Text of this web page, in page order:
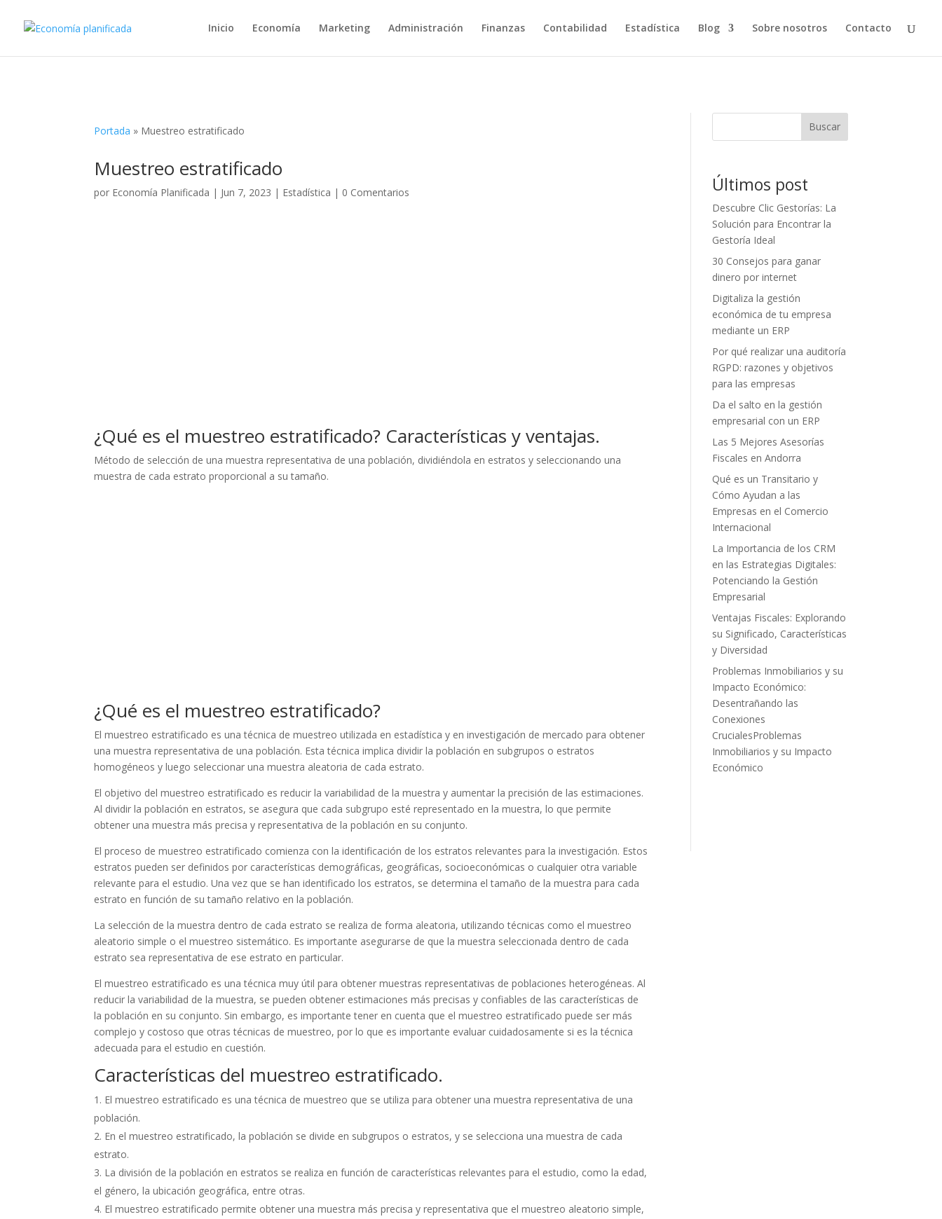
Inicio Economía Marketing Administración Finanzas Contabilidad Estadística Blog Sobre nosotros Contacto
Portada » Muestreo estratificado
Muestreo estratificado
por Economía Planificada | Jun 7, 2023 | Estadística | 0 Comentarios
¿Qué es el muestreo estratificado? Características y ventajas.
Método de selección de una muestra representativa de una población, dividiéndola en estratos y seleccionando una
muestra de cada estrato proporcional a su tamaño.
¿Qué es el muestreo estratificado?
El muestreo estratificado es una técnica de muestreo utilizada en estadística y en investigación de mercado para obtener
una muestra representativa de una población. Esta técnica implica dividir la población en subgrupos o estratos
homogéneos y luego seleccionar una muestra aleatoria de cada estrato.
El objetivo del muestreo estratificado es reducir la variabilidad de la muestra y aumentar la precisión de las estimaciones.
Al dividir la población en estratos, se asegura que cada subgrupo esté representado en la muestra, lo que permite
obtener una muestra más precisa y representativa de la población en su conjunto.
El proceso de muestreo estratificado comienza con la identificación de los estratos relevantes para la investigación. Estos
estratos pueden ser definidos por características demográficas, geográficas, socioeconómicas o cualquier otra variable
relevante para el estudio. Una vez que se han identificado los estratos, se determina el tamaño de la muestra para cada
estrato en función de su tamaño relativo en la población.
La selección de la muestra dentro de cada estrato se realiza de forma aleatoria, utilizando técnicas como el muestreo
aleatorio simple o el muestreo sistemático. Es importante asegurarse de que la muestra seleccionada dentro de cada
estrato sea representativa de ese estrato en particular.
El muestreo estratificado es una técnica muy útil para obtener muestras representativas de poblaciones heterogéneas. Al
reducir la variabilidad de la muestra, se pueden obtener estimaciones más precisas y confiables de las características de
la población en su conjunto. Sin embargo, es importante tener en cuenta que el muestreo estratificado puede ser más
complejo y costoso que otras técnicas de muestreo, por lo que es importante evaluar cuidadosamente si es la técnica
adecuada para el estudio en cuestión.
Características del muestreo estratificado.
El muestreo estratificado es una técnica de muestreo que se utiliza para obtener una muestra representativa de una
población.
En el muestreo estratificado, la población se divide en subgrupos o estratos, y se selecciona una muestra de cada
estrato.
La división de la población en estratos se realiza en función de características relevantes para el estudio, como la edad,
el género, la ubicación geográfica, entre otras.
El muestreo estratificado permite obtener una muestra más precisa y representativa que el muestreo aleatorio simple,
Buscar
Últimos post
Descubre Clic Gestorías: La
Solución para Encontrar la
Gestoría Ideal
30 Consejos para ganar
dinero por internet
Digitaliza la gestión
económica de tu empresa
mediante un ERP
Por qué realizar una auditoría
RGPD: razones y objetivos
para las empresas
Da el salto en la gestión
empresarial con un ERP
Las 5 Mejores Asesorías
Fiscales en Andorra
Qué es un Transitario y
Cómo Ayudan a las
Empresas en el Comercio
Internacional
La Importancia de los CRM
en las Estrategias Digitales:
Potenciando la Gestión
Empresarial
Ventajas Fiscales: Explorando
su Significado, Características
y Diversidad
Problemas Inmobiliarios y su
Impacto Económico:
Desentrañando las
Conexiones
CrucialesProblemas
Inmobiliarios y su Impacto
Económico